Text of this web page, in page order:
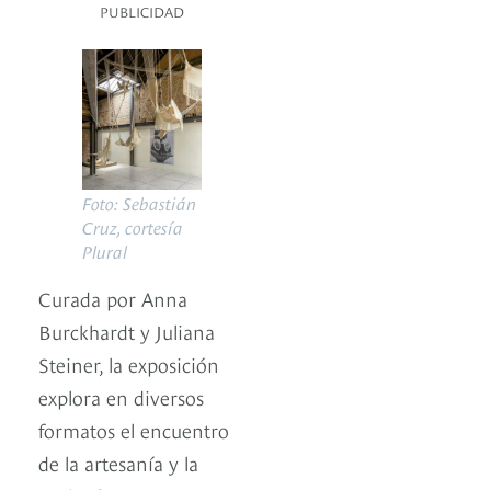
PUBLICIDAD
Foto: Sebastián
Cruz, cortesía
Plural
Curada por Anna
Burckhardt y Juliana
Steiner, la exposición
explora en diversos
formatos el encuentro
de la artesanía y la